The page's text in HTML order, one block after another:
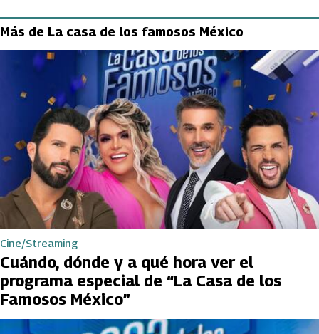
Más de La casa de los famosos México
Cine/Streaming
Cuándo, dónde y a qué hora ver el
programa especial de “La Casa de los
Famosos México”